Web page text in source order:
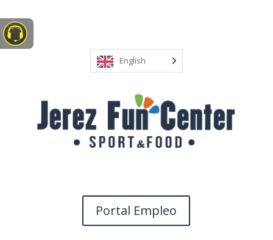
English
Portal Empleo